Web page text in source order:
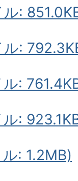
:
ル:
:
:
: 1.2MB)